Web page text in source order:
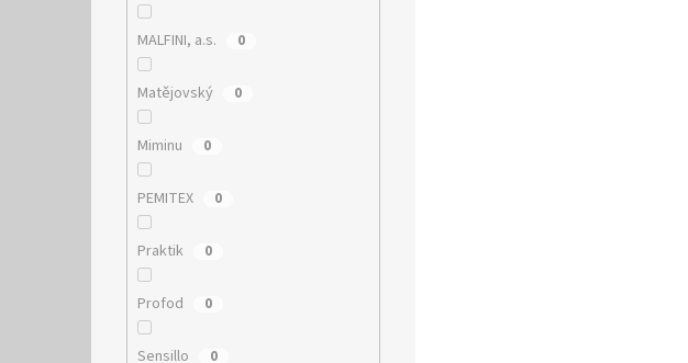
MALFINI, a.s. 0
Matějovský 0
Miminu 0
PEMITEX 0
Praktik 0
Profod 0
Sensillo 0